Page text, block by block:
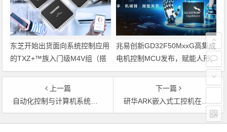
东芝开始出货面向系统控制应用
的TXZ+™族入门级M4V组（搭
载Arm Cortex‑M4内核的标准微
控制器）工程样品
兆易创新GD32F50MxxG高集成
电机控制MCU发布，赋能人形
机器人关节驱动革新
上一篇
自动化控制与计算机系统在制药生产、管理领域中的应用
下一篇
研华ARK嵌入式工控机在航空信息显示系统中的应用
文章导航